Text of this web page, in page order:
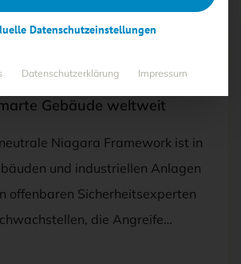
im Niagara Framework
Gebäude weltweit
Niagara Framework ist in
und industriellen Anlagen
offenbaren Sicherheitsexperten
die Angreife…
Datenschutzeinstellungen
Datenschutzerklärung Impressum